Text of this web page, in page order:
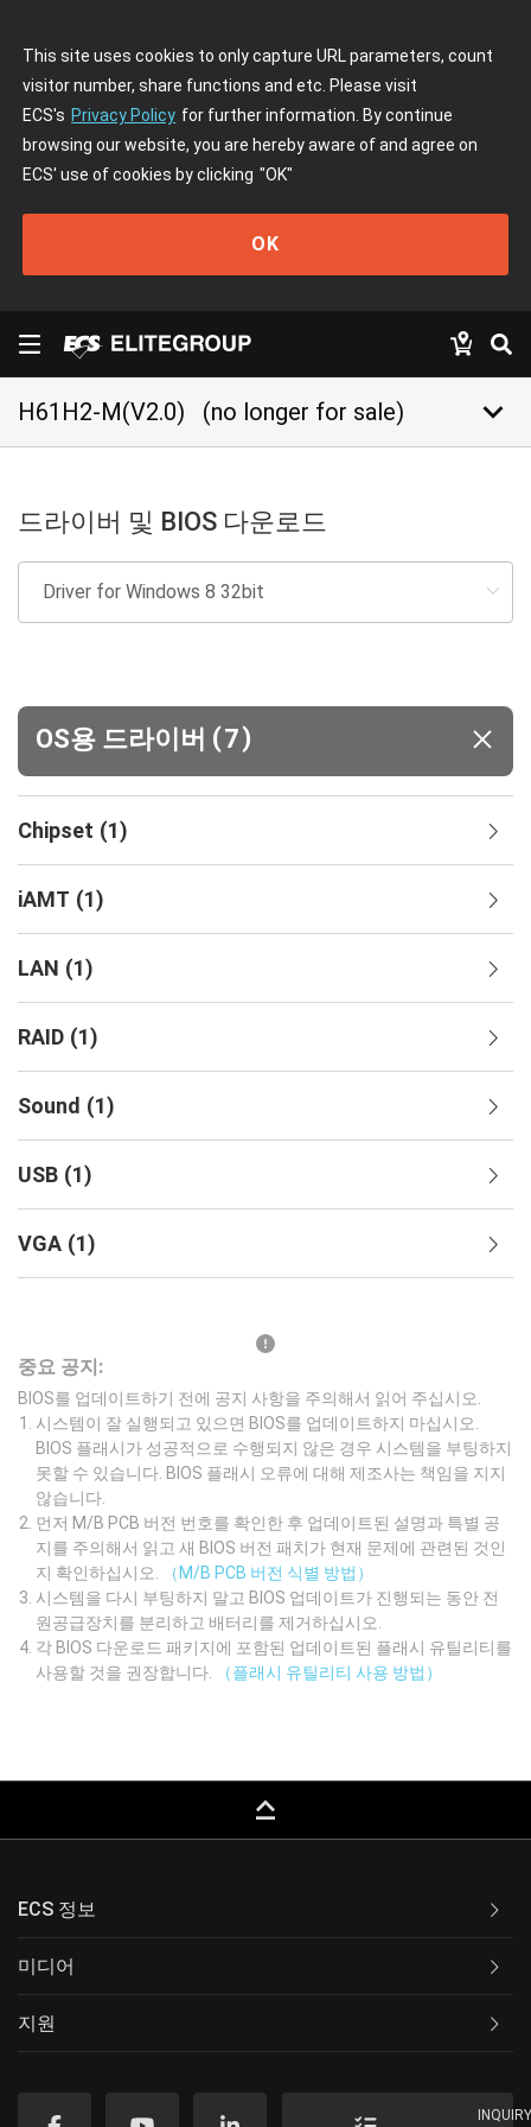
This site uses cookies to only capture URL parameters, count
visitor number, share functions and etc. Please visit
ECS's Privacy Policy for further information. By continue
browsing our website, you are hereby aware of and agree on
ECS' use of cookies by clicking "OK"
OK
H61H2-M(V2.0) (no longer for sale) keyboard_arrow_down
드라이버 및 BIOS 다운로드
OS용 드라이버 (7)
Chipset (1)
iAMT (1)
LAN (1)
RAID (1)
Sound (1)
USB (1)
VGA (1)
중요 공지:
BIOS를 업데이트하기 전에 공지 사항을 주의해서 읽어 주십시오.
시스템이 잘 실행되고 있으면 BIOS를 업데이트하지 마십시오.
BIOS 플래시가 성공적으로 수행되지 않은 경우 시스템을 부팅하지
못할 수 있습니다. BIOS 플래시 오류에 대해 제조사는 책임을 지지
않습니다.
먼저 M/B PCB 버전 번호를 확인한 후 업데이트된 설명과 특별 공
지를 주의해서 읽고 새 BIOS 버전 패치가 현재 문제에 관련된 것인
지 확인하십시오.
（M/B PCB 버전 식별 방법）
시스템을 다시 부팅하지 말고 BIOS 업데이트가 진행되는 동안 전
원공급장치를 분리하고 배터리를 제거하십시오.
각 BIOS 다운로드 패키지에 포함된 업데이트된 플래시 유틸리티를
사용할 것을 권장합니다.
（플래시 유틸리티 사용 방법）
keyboard_capslock
ECS 정보
미디어
지원